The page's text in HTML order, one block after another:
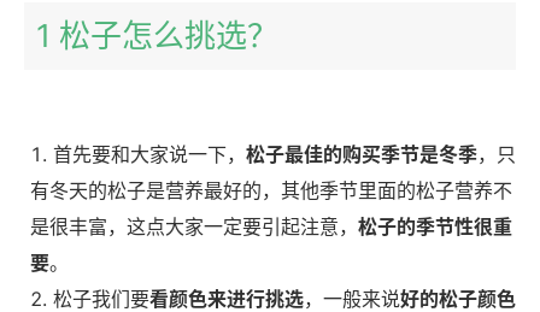
1 松子怎么挑选？
首先要和大家说一下， 松子最佳的购买季节是冬季，只
有冬天的松子是营养最好的，其他季节里面的松子营养不
是很丰富，这点大家一定要引起注意， 松子的季节性很重
要。
松子我们要看颜色来进行挑选，一般来说好的松子颜色